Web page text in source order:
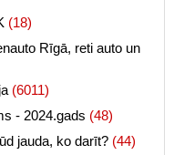
(18)
Rīgā, reti auto un
(6011)
- 2024.gads (48)
jauda, ko darīt? (44)